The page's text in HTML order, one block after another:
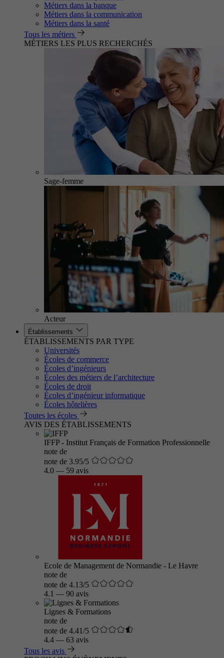
Métiers dans la banque
Métiers dans la communication
Métiers dans la santé
Tous les métiers
MÉTIERS LES PLUS RECHERCHÉS
Sage-femme
Acteur
Établissements
ÉTABLISSEMENTS PAR TYPE
Universités
Écoles de commerce
Écoles d’ingénieurs
Écoles des métiers de l’architecture
Écoles de droit
Écoles d’ingénieur informatique
Écoles hôtelières
Toutes les écoles
AVIS DES ÉTABLISSEMENTS
IFFP - Institut Français de Formation Professionnelle
note de
note de 3.95/5
4.0 — 59 avis
Ecole de Management de Normandie - Le Havre
note de
note de 4.13/5
4.1 — 90 avis
Lignes & Formations
note de
note de 4.41/5
4.4 — 63 avis
Tous les avis